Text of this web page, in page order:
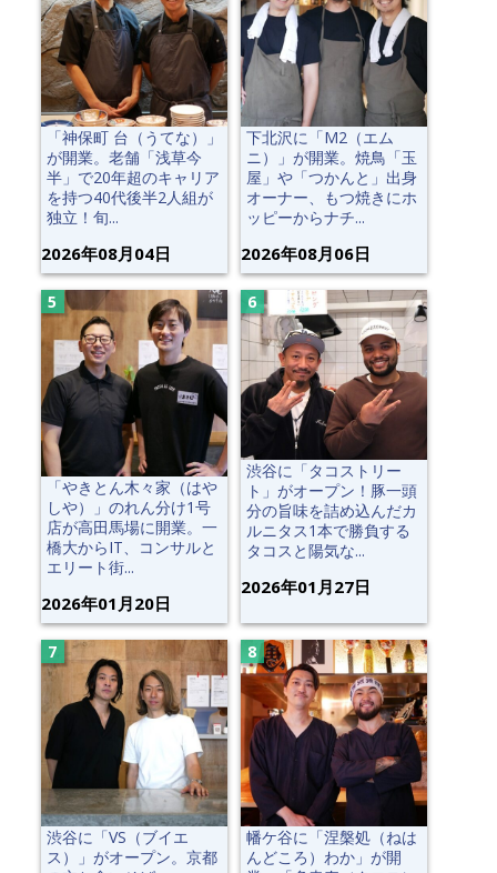
「神保町 台（うてな）」
が開業。老舗「浅草今
半」で20年超のキャリア
を持つ40代後半2人組が
独立！旬...
2026年08月04日
下北沢に「M2（エム
ニ）」が開業。焼鳥「玉
屋」や「つかんと」出身
オーナー、もつ焼きにホ
ッピーからナチ...
2026年08月06日
「やきとん木々家（はや
しや）」のれん分け1号
店が高田馬場に開業。一
橋大からIT、コンサルと
エリート街...
2026年01月20日
渋谷に「タコストリー
ト」がオープン！豚一頭
分の旨味を詰め込んだカ
ルニタス1本で勝負する
タコスと陽気な...
2026年01月27日
渋谷に「VS（ブイエ
ス）」がオープン。京都
幡ケ谷に「涅槃処（ねは
んどころ）わか」が開